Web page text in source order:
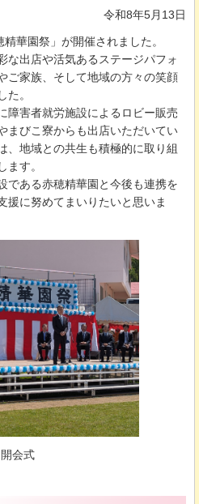
令和8年5月13日
華園祭」が開催されました。
な出店や活気あるステージパフォ
ご家族、そして地域の方々の笑顔
た。
障害者就労施設によるロビー販売
まびこ寮からも出店いただいてい
、地域との共生も積極的に取り組
ます。
である赤穂精華園と今後も連携を
援に努めてまいりたいと思いま
開会式